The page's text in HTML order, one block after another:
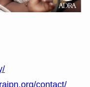
contact/